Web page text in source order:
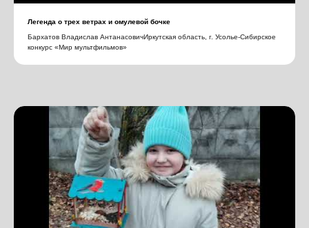
Легенда о трех ветрах и омулевой бочке
Бархатов Владислав АнтанасовичИркутская область, г. Усолье-Сибирское
конкурс «Мир мультфильмов»